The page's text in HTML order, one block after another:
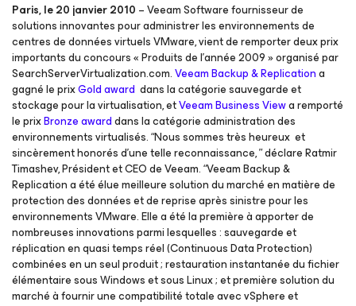
Paris, le 20 janvier 2010 – Veeam Software fournisseur de
solutions innovantes pour administrer les environnements de
centres de données virtuels VMware, vient de remporter deux prix
importants du concours « Produits de l’année 2009 » organisé par
SearchServerVirtualization.com.Veeam Backup & Replicationa
gagné le prixGold award dans la catégorie sauvegarde et
stockage pour la virtualisation, etVeeam Business Viewa remporté
le prixBronze awarddans la catégorie administration des
environnements virtualisés. “Nous sommes très heureux et
sincèrement honorés d’une telle reconnaissance, ” déclare Ratmir
Timashev, Président et CEO de Veeam. “Veeam Backup &
Replication a été élue meilleure solution du marché en matière de
protection des données et de reprise après sinistre pour les
environnements VMware. Elle a été la première à apporter de
nombreuses innovations parmi lesquelles : sauvegarde et
réplication en quasi temps réel (Continuous Data Protection)
combinées en un seul produit ; restauration instantanée du fichier
élémentaire sous Windows et sous Linux ; et première solution du
marché à fournir une compatibilité totale avec vSphere et